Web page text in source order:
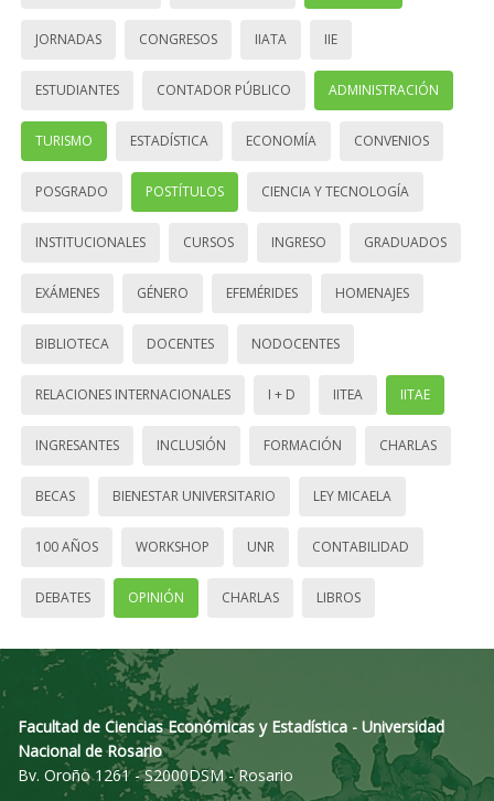
JORNADAS CONGRESOS IIATA IIE
ESTUDIANTES CONTADOR PÚBLICO ADMINISTRACIÓN
TURISMO ESTADÍSTICA ECONOMÍA CONVENIOS
POSGRADO POSTÍTULOS CIENCIA Y TECNOLOGÍA
INSTITUCIONALES CURSOS INGRESO GRADUADOS
EXÁMENES GÉNERO EFEMÉRIDES HOMENAJES
BIBLIOTECA DOCENTES NODOCENTES
RELACIONES INTERNACIONALES I + D IITEA IITAE
INGRESANTES INCLUSIÓN FORMACIÓN CHARLAS
BECAS BIENESTAR UNIVERSITARIO LEY MICAELA
100 AÑOS WORKSHOP UNR CONTABILIDAD
DEBATES OPINIÓN CHARLAS LIBROS
Facultad de Ciencias Económicas y Estadística - Universidad
Nacional de Rosario
Bv. Oroño 1261 - S2000DSM - Rosario